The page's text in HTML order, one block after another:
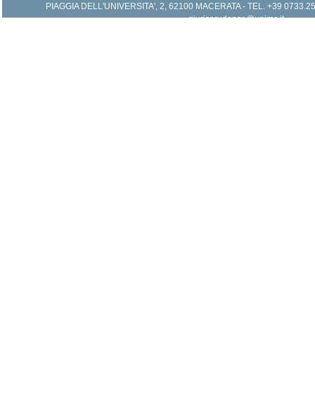
PIAGGIA DELL'UNIVERSITA', 2, 62100 MACERATA - TEL. +39
giurisprudenza@unimc.it